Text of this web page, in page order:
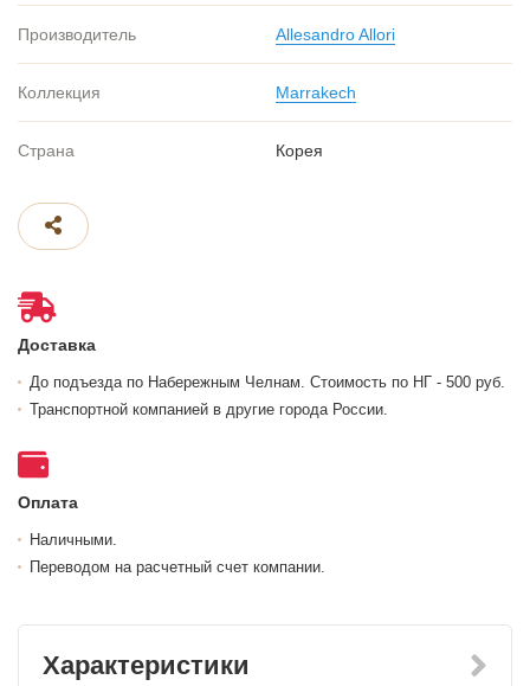
Производитель Allesandro Allori
Коллекция Marrakech
Страна Корея
Доставка
До подъезда по Набережным Челнам. Стоимость по НГ - 500 руб.
Транспортной компанией в другие города России.
Оплата
Наличными.
Переводом на расчетный счет компании.
Характеристики